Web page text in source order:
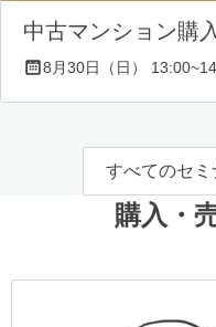
中古マンション購
8月30日（日）
すべてのセ
購入・